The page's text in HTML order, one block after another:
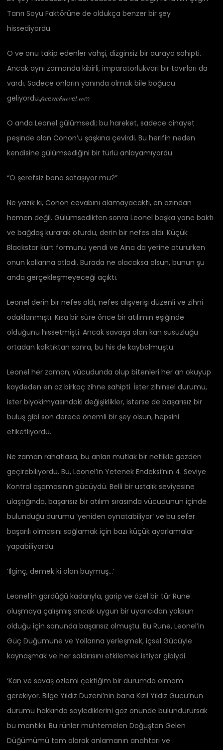
Tanrı Soyu Faktörüne de oldukça benzer bir şey
hissediyordu.
O ve onu takip edenler vahşi, dizginsiz bir auraya sahipti.
Ancak aynı zamanda kibirli, imparatorlukvari bir tavırları da
vardı. Sadece onların yanında olmak bile boğucu
geliyordu.𝒻𝓇𝑒𝘦𝘸𝑒𝒷𝓃ℴ𝑣𝘦𝑙.𝒸ℴ𝘮
O anda Leonel gülümsedi; bu hareket, sadece cinayet
peşinde olan Conon’u şaşkına çevirdi. Bu herifin neden
kendisine gülümsediğini bir türlü anlayamıyordu.
“O şerefsiz bana sataşıyor mu?”
Ne yazık ki, Conon cevabını alamayacaktı, en azından
hemen değil. Gülümsedikten sonra Leonel başka yöne baktı
ve bağdaş kurarak oturdu, derin bir nefes aldı. Küçük
Blackstar kurt formunu yendi ve Aina da yerine otururken
onun kollarına atladı. Burada ne olacaksa olsun, bunun şu
anda gerçekleşmeyeceği açıktı.
Leonel derin bir nefes aldı, nefes alışverişi düzenli ve zihni
odaklanmıştı. Kısa bir süre önce bir atılımın eşiğinde
olduğunu hissetmişti. Ancak savaşa olan kan susuzluğu
ortadan kalktıktan sonra, bu his de kaybolmuştu.
Leonel her zaman, vücudunda olup bitenleri her an okuyup
kaydeden en az birkaç zihne sahipti. İster zihinsel durumu,
ister biyokimyasındaki değişiklikler, isterse de başarısız bir
buluş gibi son derece önemli bir şey olsun, hepsini
etiketliyordu.
Ne zaman rahatlasa, bu anları mutlak bir netlikle gözden
geçirebiliyordu. Bu, Leonel’in Yetenek Endeksi’nin 4. Seviye
Kontrol aşamasının gücüydü. Belli bir ustalık seviyesine
ulaştığında, başarısız bir atılım sırasında vücudunun içinde
bulunduğu durumu ‘yeniden oynatabiliyor’ ve bu sefer
başarılı olmasını sağlamak için bazı küçük ayarlamalar
yapabiliyordu.
‘İlginç, demek ki olan buymuş…’
Leonel’in gördüğü kadarıyla, garip ve özel bir tür Rune
oluşmaya çalışmış ancak uygun bir uyarıcıdan yoksun
olduğu için sonunda başarısız olmuştu. Bu Rune, Leonel’in
Güç Düğümüne ve Yollarına yerleşmek, içsel Gücüyle
kaynaşmak ve her saldırısını etkilemek istiyor gibiydi.
‘Kan ve savaş özlemi çektiğim bir durumda olmam
gerekiyor. Bilge Yıldız Düzeni’nin bana Kızıl Yıldız Gücü’nün
durumu hakkında söylediklerini göz önünde bulundurursak
bu mantıklı. Bu rünler muhtemelen Doğuştan Gelen
Düğümümü tam olarak anlamanın anahtarı ve